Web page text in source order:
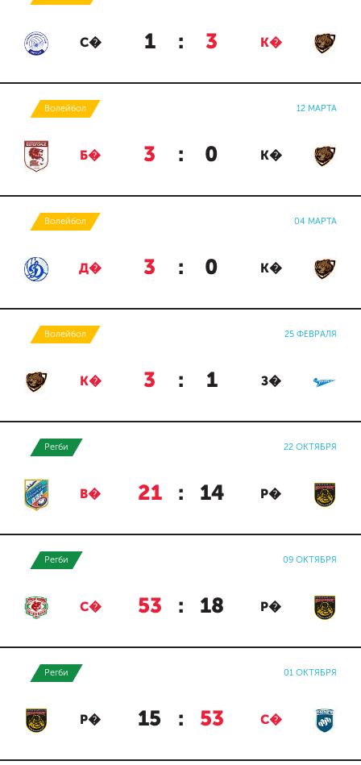
С� 1 : 3 К�
Волейбол 12 МАРТА
Б� 3 : 0 К�
Волейбол 04 МАРТА
Д� 3 : 0 К�
Волейбол 25 ФЕВРАЛЯ
К� 3 : 1 З�
Регби 22 ОКТЯБРЯ
В� 21 : 14 Р�
Регби 09 ОКТЯБРЯ
С� 53 : 18 Р�
Регби 01 ОКТЯБРЯ
Р� 15 : 53 С�